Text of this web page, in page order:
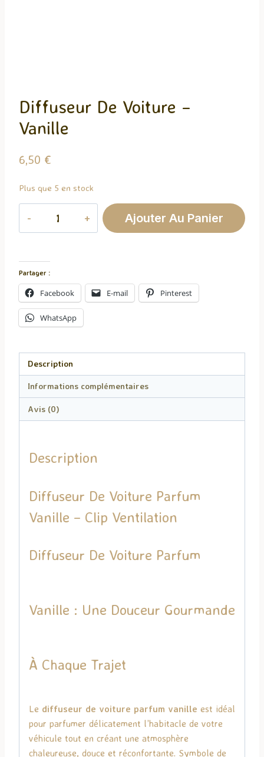
Diffuseur De Voiture –
Vanille
6,50 €
Plus que 5 en stock
Voiture
-
Vanille
Ajouter Au Panier
Partager :
Facebook E-mail Pinterest
WhatsApp
Description
Informations complémentaires
Avis (0)
Description
Diffuseur De Voiture Parfum
Vanille – Clip Ventilation
Diffuseur De Voiture Parfum
Vanille : Une Douceur Gourmande
À Chaque Trajet
Le diffuseur de voiture parfum vanille est idéal
pour parfumer délicatement l’habitacle de votre
véhicule tout en créant une atmosphère
chaleureuse, douce et réconfortante. Symbole de